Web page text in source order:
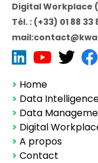
Digital Workplace
Tél. : (+33) 01 88 33
> Home
> Data
> Data
> Digital
> A propos
> Contact